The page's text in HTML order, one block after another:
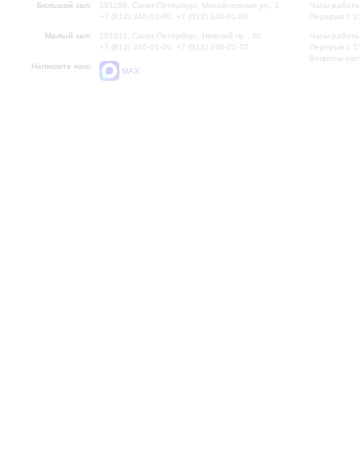
Большой зал:
191186, Санкт-Петербург, Михайловская ул., 2
+7 (812) 240-01-00, +7 (812) 240-01-80
Малый зал:
191011, Санкт-Петербург, Невский пр., 30
+7 (812) 240-01-00, +7 (812) 240-01-70
Напишите нам:
MAX
Часы
Перерыв с
Часы
Перерыв с
Вопросы